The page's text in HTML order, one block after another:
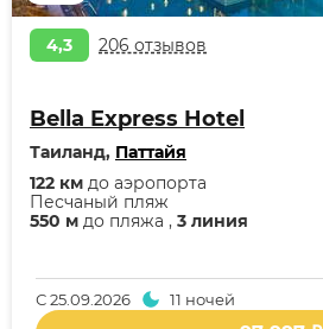
4,3 206 отзывов
Bella Express Hotel
Таиланд, Паттайя
550 м до пляжа , 3 линия
Песчаный пляж
122 км до аэропорта
С25.09.2026 11 ночей